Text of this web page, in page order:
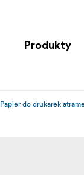
Produkty
Papier do drukarek